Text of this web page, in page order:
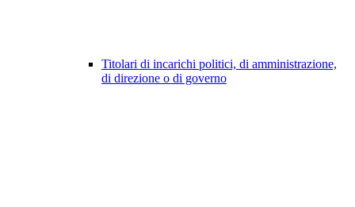
Titolari di incarichi politici, di amministrazione,
di direzione o di governo